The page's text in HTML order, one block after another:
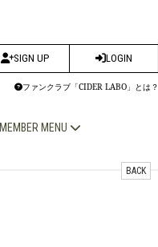
SIGN UP LOGIN
ファンクラブ「CIDER LABO」とは？
MEMBER MENU
BACK